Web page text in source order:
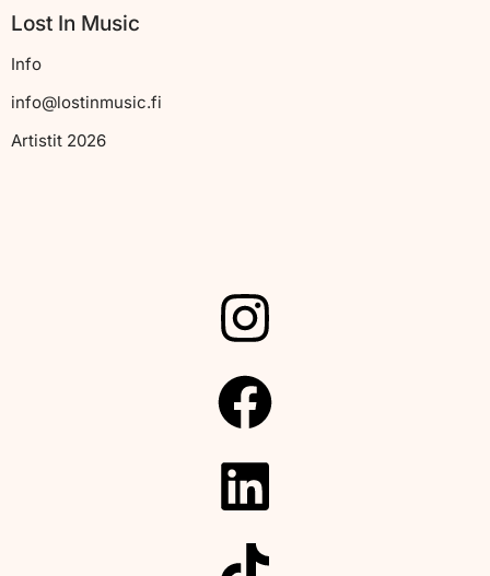
Lost In Music
Info
info@lostinmusic.fi
Artistit 2026